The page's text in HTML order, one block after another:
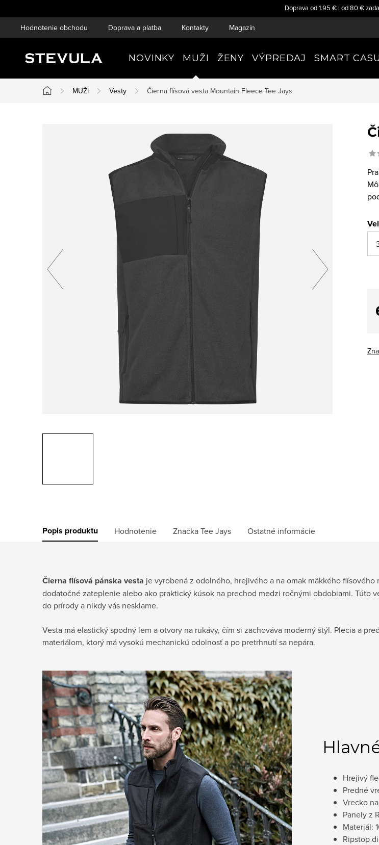
na
Doprava od 1.95 € | od 80 €
Hodnotenie obchodu Doprava a platba Kontakty Magazín
NOVINKY MUŽI ŽENY VÝPREDAJ SMART
Domov
MUŽI Vesty Čierna flísová vesta Mountain Fleece Tee Jays
Popis produktu Hodnotenie ZnačkaTee Jays Ostatné informácie
Čierna flísová pánska vesta je vyrobená z odolného, hrejivého a na omak mäkkého
dodatočné zateplenie alebo ako praktický kúsok na prechod medzi ročnými obdobiami. Túto
do prírody a nikdy vás nesklame.
Vesta má elastický spodný lem a otvory na rukávy, čím si zachováva moderný štýl. Plecia a
materiálom, ktorý má vysokú mechanickú odolnosť a po pretrhnutí sa nepára.
Hrejivý
Predné
Vrecko
Panely z
Materiál:
Ripstop